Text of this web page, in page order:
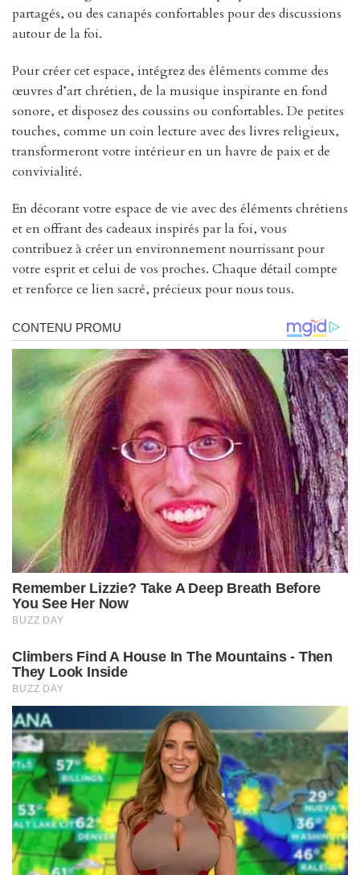
partagés, ou des canapés confortables pour des discussions
autour de la foi.
Pour créer cet espace, intégrez des éléments comme des
œuvres d’art chrétien, de la musique inspirante en fond
sonore, et disposez des coussins ou confortables. De petites
touches, comme un coin lecture avec des livres religieux,
transformeront votre intérieur en un havre de paix et de
convivialité.
En décorant votre espace de vie avec des éléments chrétiens
et en offrant des cadeaux inspirés par la foi, vous
contribuez à créer un environnement nourrissant pour
votre esprit et celui de vos proches. Chaque détail compte
et renforce ce lien sacré, précieux pour nous tous.